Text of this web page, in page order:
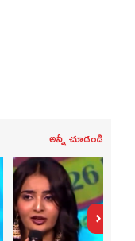
అన్నీ చూడండి